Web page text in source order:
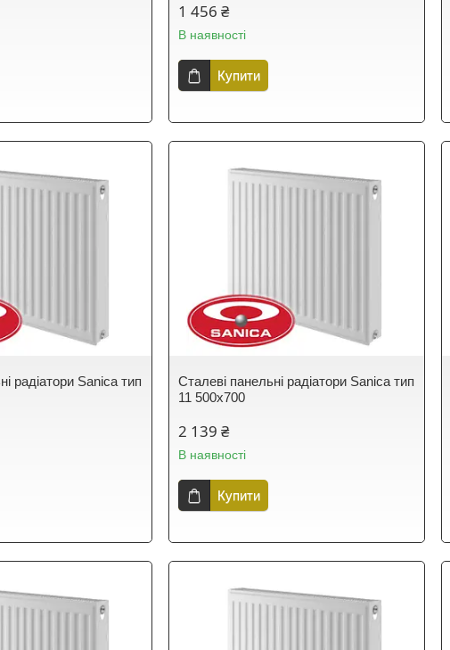
1 456 ₴
В наявності
Купити
радіатори Sanica тип
Сталеві панельні радіатори Sanica тип
11 500х700
2 139 ₴
В наявності
Купити